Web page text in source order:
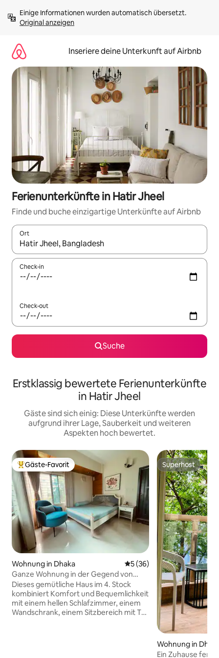
Inhalten
springenOriginal anzeigen
Inseriere deine Unterkunft auf Airbnb
Ferienunterkünfte in Hatir Jheel
Finde und buche einzigartige Unterkünfte auf Airbnb
Ort
Wenn Ergebnisse verfügbar sind, navigiere mit den
Check-in
Check-out
Suche
Erstklassig bewertete Ferienunterkünfte
in Hatir Jheel
Gäste sind sich einig: Diese Unterkünfte werden
aufgrund ihrer Lage, Sauberkeit und weiteren
Aspekten hoch bewertet.
Beliebter Gäste-Favorit.
Gäste-Favorit
Wohnung in Dhaka Durchschnittliche
5 (36)
Ganze Wohnung in der Gegend von
Gulshan-1
Dieses gemütliche Haus im 4. Stock
kombiniert Komfort und Bequemlichkeit
mit einem hellen Schlafzimmer, einem
Wandschrank, einem Sitzbereich mit TV,
Superhost
Superhost
Wohnung in
Ein Zuhause fern